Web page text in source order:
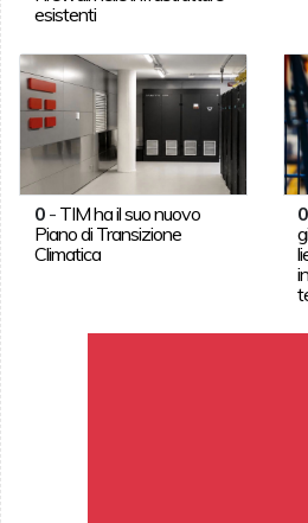
esistenti
0- TIM ha il suo nuovo
Piano di Transizione
Climatica
0